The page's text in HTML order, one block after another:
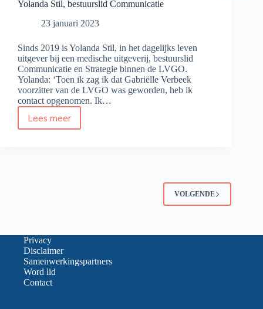
Yolanda Stil, bestuurslid Communicatie
23 januari 2023
Sinds 2019 is Yolanda Stil, in het dagelijks leven
uitgever bij een medische uitgeverij, bestuurslid
Communicatie en Strategie binnen de LVGO.
Yolanda: ‘Toen ik zag ik dat Gabriëlle Verbeek
voorzitter van de LVGO was geworden, heb ik
contact opgenomen. Ik…
Lees meer
Yolanda
VOLGENDE
Privacy
Disclaimer
Samenwerkingspartners
Word lid
Contact